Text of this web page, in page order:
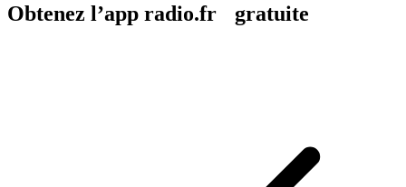
Obtenez l’app radio.fr gratuite